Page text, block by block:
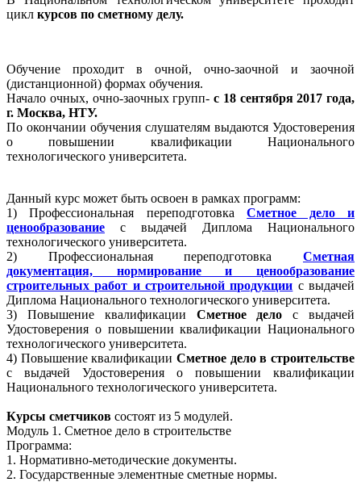
цикл курсов по сметному делу.
Обучение проходит в очной, очно-заочной и заочной
(дистанционной) формах обучения.
Начало очных, очно-заочных групп- с 18 сентября 2017 года,
г. Москва, НТУ.
По окончании обучения слушателям выдаются Удостоверения
о повышении квалификации Национального
технологического университета.
Данный курс может быть освоен в рамках программ:
1) Профессиональная переподготовкаСметное дело и
ценообразование с выдачей Диплома Национального
технологического университета.
2) Профессиональная переподготовка Сметная
документация, нормирование и ценообразование
строительных работ и строительной продукции с выдачей
Диплома Национального технологического университета.
3) Повышение квалификации Сметное дело с выдачей
Удостоверения о повышении квалификации Национального
технологического университета.
4) Повышение квалификации Сметное дело в строительстве
с выдачей Удостоверения о повышении квалификации
Национального технологического университета.
Курсы сметчиков состоят из 5 модулей.
Модуль 1. Сметное дело в строительстве
Программа:
1. Нормативно-методические документы.
2. Государственные элементные сметные нормы.